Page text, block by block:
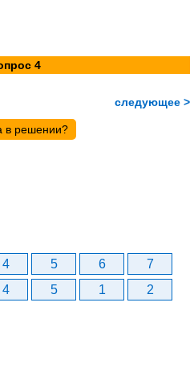
4
следующее >
в решении?
4 5 6
7
4 5 1
2